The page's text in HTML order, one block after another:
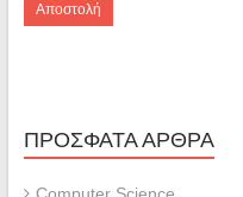
ΠΡΌΣΦΑΤΑ ΆΡΘΡΑ